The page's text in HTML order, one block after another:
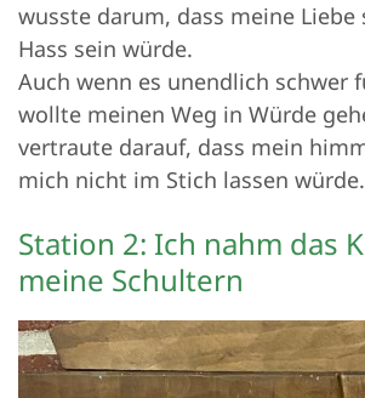
wusste darum, dass meine
Hass sein würde.
Auch wenn es unendlich schwer
wollte meinen Weg in Würde
vertraute darauf, dass mein
mich nicht im Stich lassen würde.
Station 2: Ich nahm das
meine Schultern